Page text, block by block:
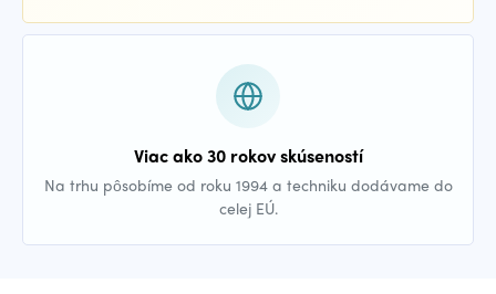
Viac ako 30 rokov skúseností
Na trhu pôsobíme od roku 1994 a techniku dodávame do
celej EÚ.